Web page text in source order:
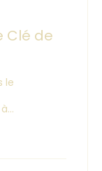
Clé de
le